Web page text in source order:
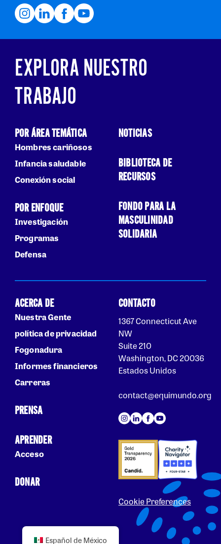
EXPLORA NUESTRO
TRABAJO
POR ÁREA TEMÁTICA
Hombres cariñosos
Infancia saludable
Conexión social
POR ENFOQUE
Investigación
Programas
Defensa
NOTICIAS
BIBLIOTECA DE
RECURSOS
FONDO PARA LA
MASCULINIDAD
SOLIDARIA
ACERCA DE
Nuestra Gente
política de privacidad
Fogonadura
Informes financieros
Carreras
PRENSA
APRENDER
Acceso
DONAR
CONTACTO
1367 Connecticut Ave
NW
Suite 210
Washington, DC 20036
Estados Unidos
contact@equimundo.org
Cookie Preferences
Español de México